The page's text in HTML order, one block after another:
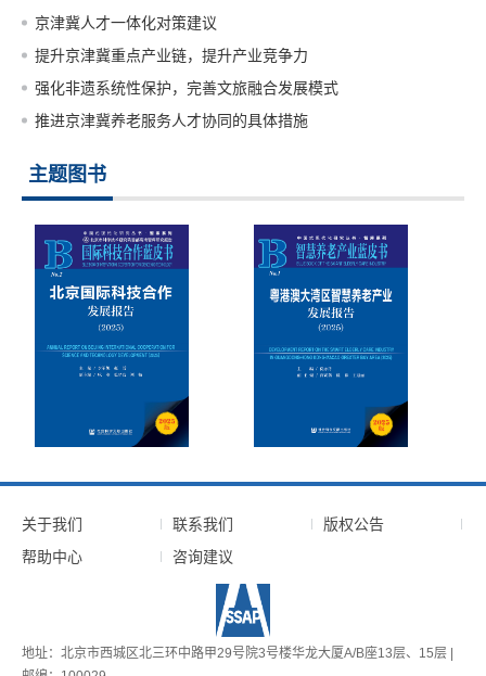
京津冀人才一体化对策建议
提升京津冀重点产业链，提升产业竞争力
强化非遗系统性保护，完善文旅融合发展模式
推进京津冀养老服务人才协同的具体措施
主题图书
关于我们 联系我们
版权公告
帮助中心
咨询建议
地址：北京市西城区北三环中路甲29号院3号楼华龙大厦A/B座13层、15层 |